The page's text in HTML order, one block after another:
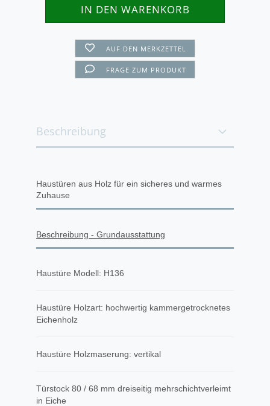
AUF DEN MERKZETTEL
FRAGE ZUM PRODUKT
Beschreibung
Haustüren aus Holz für ein sicheres und warmes
Zuhause
Beschreibung - Grundausstattung
Haustüre Modell: H136
Haustüre Holzart: hochwertig kammergetrocknetes
Eichenholz
Haustüre Holzmaserung: vertikal
Türstock 80 / 68 mm dreiseitig mehrschichtverleimt
in Eiche